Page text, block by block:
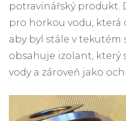
potravinářský produkt.
pro horkou vodu,
aby byl stále v tekutém
obsahuje izolant, který
vody a zároveň jako